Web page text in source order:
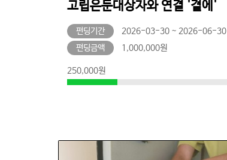
고립은둔대상자와 연결 '곁에'
펀딩기간
2026-03-30 ~ 2026-06-30
펀딩금액
1,000,000원
250,000원